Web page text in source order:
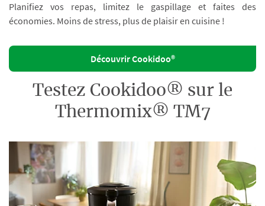
Planifiez vos repas, limitez le gaspillage et faites des
économies. Moins de stress, plus de plaisir en cuisine !
Découvrir Cookidoo®
Testez Cookidoo® sur le
Thermomix® TM7